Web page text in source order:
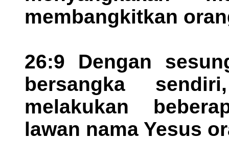
membangkitkan
26:9 Dengan
bersangka
melakukan
lawan nama Yesus